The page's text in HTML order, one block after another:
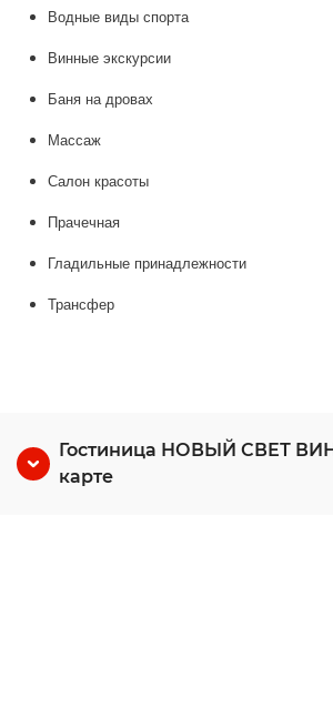
Водные виды спорта
Винные экскурсии
Баня на дровах
Массаж
Салон красоты
Прачечная
Гладильные принадлежности
Трансфер
Гостиница НОВЫЙ СВЕТ
карте